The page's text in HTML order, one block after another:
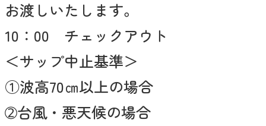
お渡しいたします。
10：00 チェックアウト
＜サップ中止基準＞
①波高70㎝以上の場合
➁台風・悪天候の場合